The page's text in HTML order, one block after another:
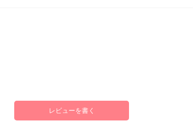
レビューを書く